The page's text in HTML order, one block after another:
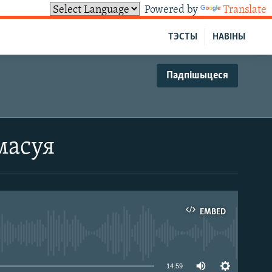
Powered by Translate
НАВІНЫ
ТЭСТЫ
Падпішыцеся
EMBED
14:59